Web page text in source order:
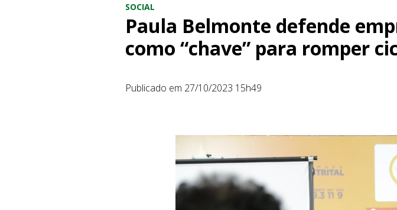
SOCIAL
Paula Belmonte defende
como “chave” para romper
Publicado em 27/10/2023 15h49